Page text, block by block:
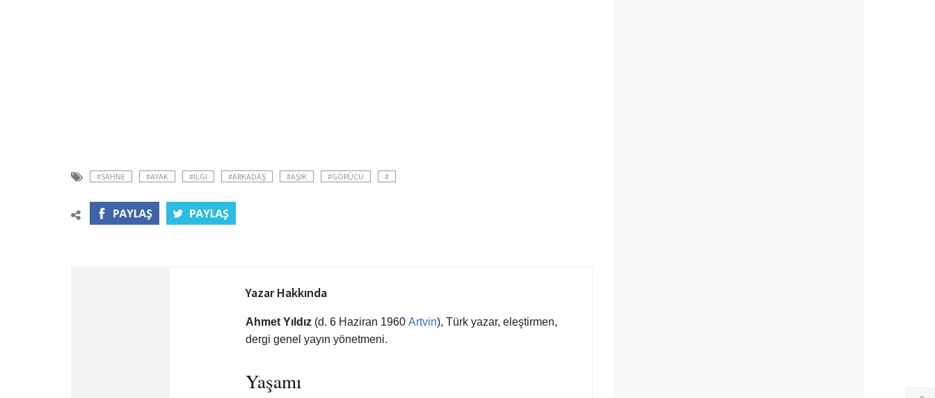
#SAHNE #AYAK #ILGI #ARKADAŞ #AŞIK #GÖRÜCÜ #
Yazar Hakkında
Ahmet Yıldız (d. 6 Haziran 1960 Artvin), Türk yazar, eleştirmen,
dergi genel yayın yönetmeni.
Yaşamı